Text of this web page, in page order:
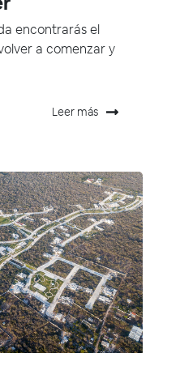
encontrarás el
a comenzar y
Leer más